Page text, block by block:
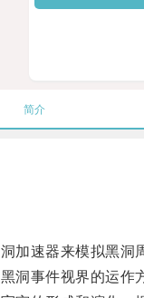
简介
速器来模拟黑洞
事件视界的运作